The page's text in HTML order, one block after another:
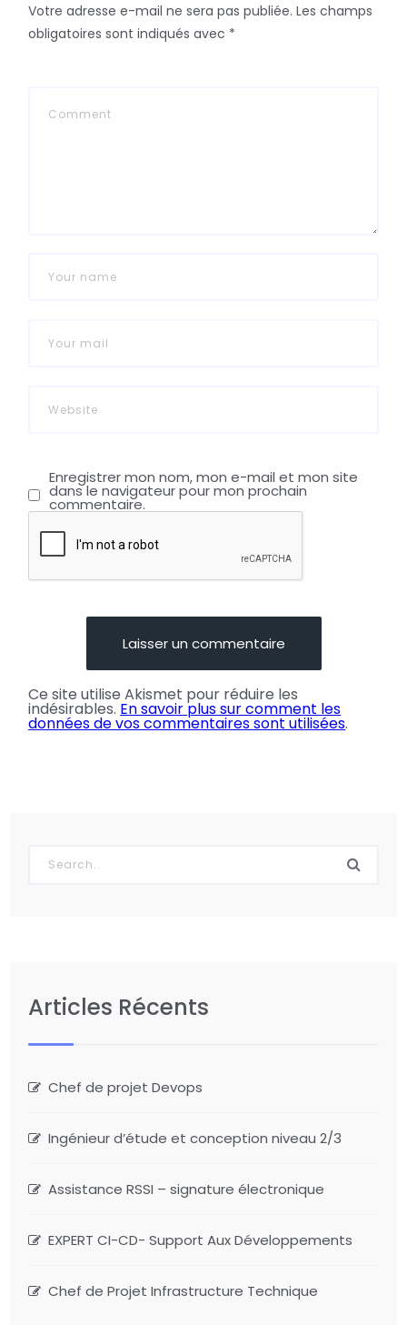
Votre adresse e-mail ne sera pas publiée. Les champs
obligatoires sont indiqués avec *
Enregistrer mon nom, mon e-mail et mon site
dans le navigateur pour mon prochain
commentaire.
Ce site utilise Akismet pour réduire les
indésirables. En savoir plus sur comment les
données de vos commentaires sont utilisées.
Articles Récents
Chef de projet Devops
Ingénieur d’étude et conception niveau 2/3
Assistance RSSI – signature électronique
EXPERT CI-CD- Support Aux Développements
Chef de Projet Infrastructure Technique